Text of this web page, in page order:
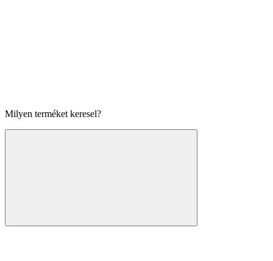
Milyen terméket keresel?